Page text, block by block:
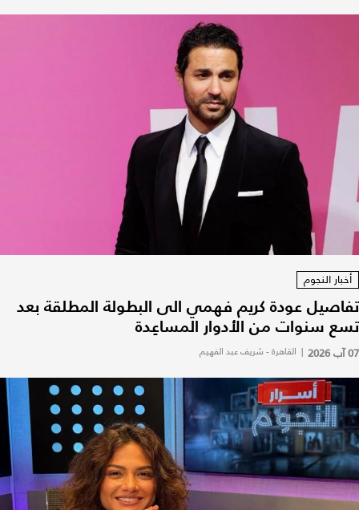
أخبار النجوم
تفاصيل عودة كريم فهمي الى البطولة المطلقة بعد
تسع سنوات من الأدوار المساعِدة
07 آب 2026 | القاهرة - شريف عبد الفهيم